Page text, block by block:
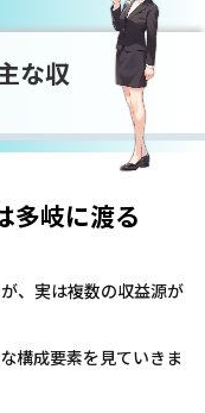
な収
多岐に渡る
、実は複数の収益源が
構成要素を見ていきま